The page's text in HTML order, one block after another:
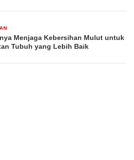
Menjaga Kebersihan Mulut untuk
Tubuh yang Lebih Baik